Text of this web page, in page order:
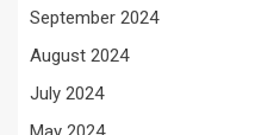
September 2024
August 2024
July 2024